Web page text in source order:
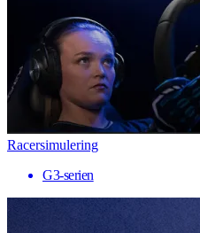
Racersimulering
G3-serien